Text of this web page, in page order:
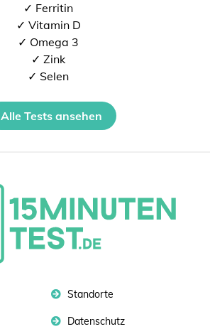
✓ Ferritin
✓ Vitamin D
✓ Omega 3
✓ Zink
✓ Selen
Alle Tests ansehen
Standorte
Datenschutz